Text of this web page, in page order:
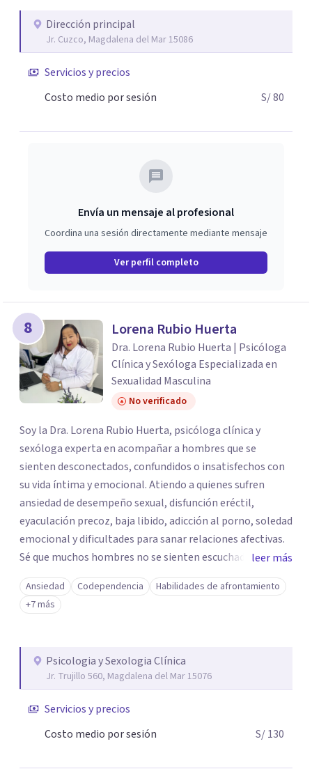
Dirección principal
Jr. Cuzco, Magdalena del Mar 15086
Servicios y precios
Costo medio por sesión
S/ 80
Envía un mensaje al profesional
Coordina una sesión directamente mediante mensaje
Ver perfil completo
8 Lorena Rubio Huerta
Dra. Lorena Rubio Huerta | Psicóloga
Clínica y Sexóloga Especializada en
Sexualidad Masculina
No verificado
Soy la Dra. Lorena Rubio Huerta, psicóloga clínica y
sexóloga experta en acompañar a hombres que se
sienten desconectados, confundidos o insatisfechos con
su vida íntima y emocional. Atiendo a quienes sufren
ansiedad de desempeño sexual, disfunción eréctil,
eyaculación precoz, baja libido, adicción al porno, soledad
emocional y dificultades para sanar relaciones afectivas.
Sé que muchos hombres no se sienten escuchados, son
juzgados por sus emociones o rechazan la terapia
tradicional por considerarla “feminizada”. Por eso
ofrezco un espacio clínico, profundo y sin juicios, donde
desde la autenticidad, no desde el cliché. Trabajo 100%
online para garantizar privacidad y comodidad. Si estás
listo para recuperar tu poder emocional y sexual, agenda
tu consulta y empieza a vivir una vida íntima plena y
leer más
Ansiedad Codependencia
Habilidades de afrontamiento
+7 más
Psicologia y Sexologia Clínica
Jr. Trujillo 560, Magdalena del Mar 15076
Servicios y precios
Costo medio por sesión
S/ 130